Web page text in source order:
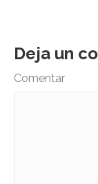
Deja un
Comentar